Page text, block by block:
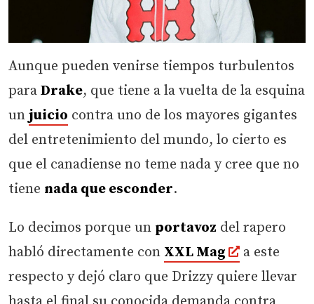
Aunque pueden venirse tiempos turbulentos
para Drake, que tiene a la vuelta de la esquina
un juicio contra uno de los mayores gigantes
del entretenimiento del mundo, lo cierto es
que el canadiense no teme nada y cree que no
tiene nada que esconder.
Lo decimos porque un portavoz del rapero
habló directamente con XXL Mag
a este
respecto y dejó claro que Drizzy quiere llevar